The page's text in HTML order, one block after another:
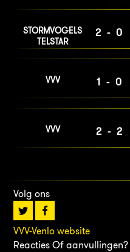
STORMVOGELS
TELSTAR
2-0
VVV 1-0
VVV 2-2
Volg ons
VVV-Venlo website
Reacties Of aanvullingen?